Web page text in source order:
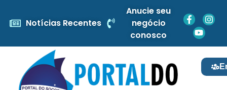
Notícias Recentes
Anucie seu
negócio
conosco